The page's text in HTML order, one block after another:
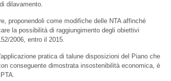
dilavamento.
proponendoli come modifiche delle NTA affinché
la possibilità di raggiungimento degli obiettivi
2006, entro il 2015.
pratica di talune disposizioni del Piano che
conseguente dimostrata insostenibilità economica, è